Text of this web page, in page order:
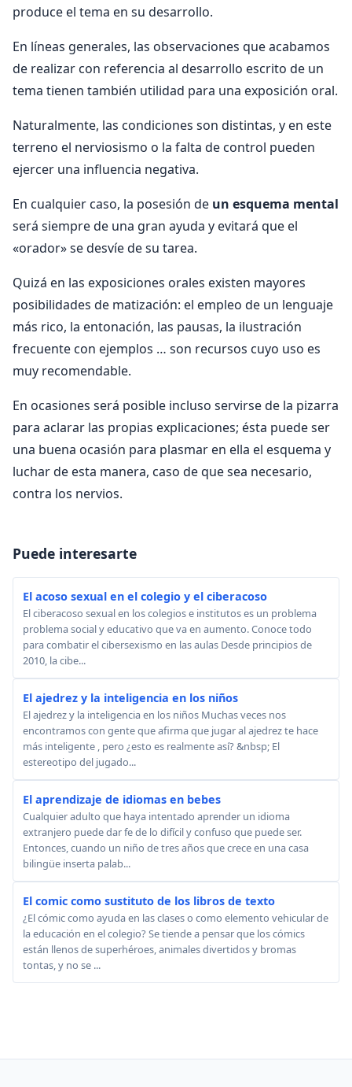
produce el tema en su desarrollo.
En líneas generales, las observaciones que acabamos
de realizar con referencia al desarrollo escrito de un
tema tienen también utilidad para una exposición oral.
Naturalmente, las condiciones son distintas, y en este
terreno el nerviosismo o la falta de control pueden
ejercer una influencia negativa.
En cualquier caso, la posesión de un esquema mental
será siempre de una gran ayuda y evitará que el
«orador» se desvíe de su tarea.
Quizá en las exposiciones orales existen mayores
posibilidades de matización: el empleo de un lenguaje
más rico, la entonación, las pausas, la ilustración
frecuente con ejemplos … son recursos cuyo uso es
muy recomendable.
En ocasiones será posible incluso servirse de la pizarra
para aclarar las propias explicaciones; ésta puede ser
una buena ocasión para plasmar en ella el esquema y
luchar de esta manera, caso de que sea necesario,
contra los nervios.
Puede interesarte
El acoso sexual en el colegio y el ciberacoso
El ciberacoso sexual en los colegios e institutos es un problema
problema social y educativo que va en aumento. Conoce todo
para combatir el cibersexismo en las aulas Desde principios de
2010, la cibe...
El ajedrez y la inteligencia en los niños
El ajedrez y la inteligencia en los niños Muchas veces nos
encontramos con gente que afirma que jugar al ajedrez te hace
más inteligente , pero ¿esto es realmente así? &nbsp; El
estereotipo del jugado...
El aprendizaje de idiomas en bebes
Cualquier adulto que haya intentado aprender un idioma
extranjero puede dar fe de lo difícil y confuso que puede ser.
Entonces, cuando un niño de tres años que crece en una casa
bilingüe inserta palab...
El comic como sustituto de los libros de texto
¿El cómic como ayuda en las clases o como elemento vehicular de
la educación en el colegio? Se tiende a pensar que los cómics
están llenos de superhéroes, animales divertidos y bromas
tontas, y no se ...